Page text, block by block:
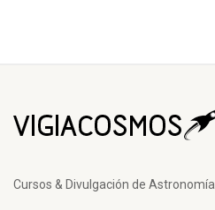
Cursos & Divulgación de Astronomía